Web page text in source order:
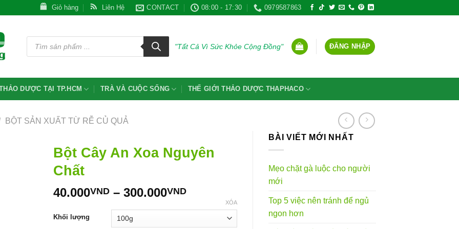
Giỏ hàng Liên Hệ CONTACT 08:00 - 17:30 0979587863
Tìm
kiếm
phẩm
"Tất Cả Vì Sức Khỏe Cộng Đồng" ĐĂNG NHẬP
DƯỢC TẠI TP.HCM TRÀ VÀ CUỘC SỐNG THẾ GIỚI THẢO DƯỢC THAPHACO
BỘT SẢN XUẤT TỪ RỄ CỦ QUẢ
BÀI VIẾT MỚI NHẤT
Mẹo chặt gà luộc cho người
mới
Top 5 việc nên tránh để ngủ
ngon hơn
Bột Cây An Xoa Nguyên
Chất
40.000VND – 300.000VNDKhoảng
Khối lượng
XÓA